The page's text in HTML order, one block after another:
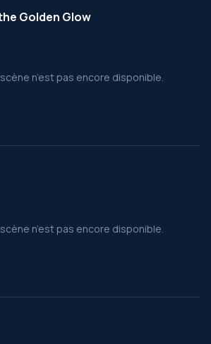
Golden Glow
n’est pas encore disponible.
n’est pas encore disponible.